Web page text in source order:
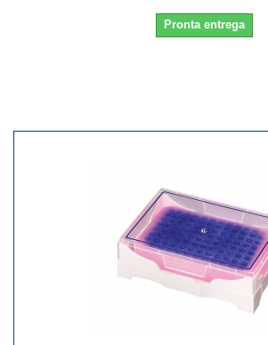
Pronta entrega